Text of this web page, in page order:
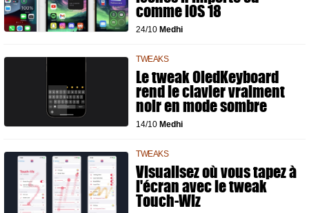
comme iOS 18
24/10 Medhi
TWEAKS
Le tweak OledKeyboard
rend le clavier vraiment
noir en mode sombre
14/10 Medhi
TWEAKS
Visualisez où vous tapez à
l'écran avec le tweak
Touch-Wiz